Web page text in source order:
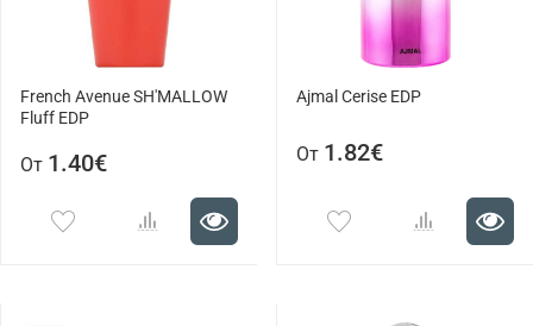
French Avenue SH'MALLOW
Fluff EDP
От 1.40€
Ajmal Cerise EDP
От 1.82€